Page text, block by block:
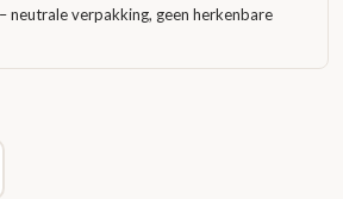
– neutrale verpakking, geen herkenbare